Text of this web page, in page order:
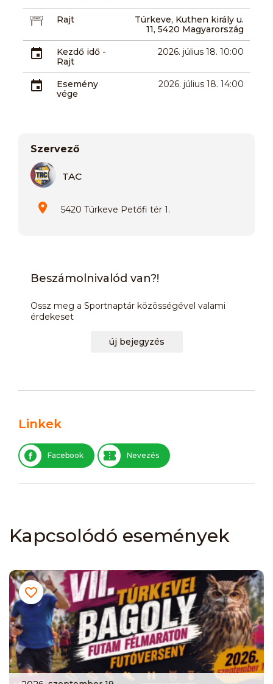
Rajt
Túrkeve, Kuthen király u.
11, 5420 Magyarország
Kezdő idő -
Rajt
2026. július 18. 10:00
Esemény
vége
2026. július 18. 14:00
Szervező
TAC
5420 Túrkeve Petőfi tér 1.
Beszámolnivalód van?!
Ossz meg a Sportnaptár közösségével valami
érdekeset
új bejegyzés
Linkek
Facebook Nevezés
Kapcsolódó események